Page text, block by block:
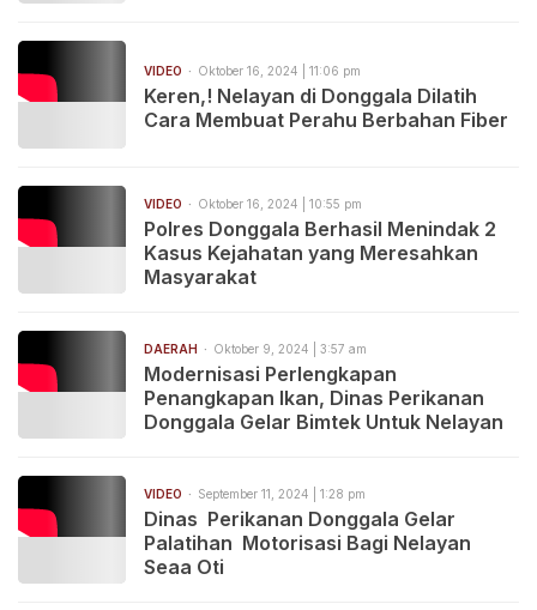
VIDEO Oktober 16, 2024 | 11:06 pm
Keren,! Nelayan di Donggala Dilatih
Cara Membuat Perahu Berbahan Fiber
VIDEO Oktober 16, 2024 | 10:55 pm
Polres Donggala Berhasil Menindak 2
Kasus Kejahatan yang Meresahkan
Masyarakat
DAERAH Oktober 9, 2024 | 3:57 am
Modernisasi Perlengkapan
Penangkapan Ikan, Dinas Perikanan
Donggala Gelar Bimtek Untuk Nelayan
VIDEO September 11, 2024 | 1:28 pm
Dinas Perikanan Donggala Gelar
Palatihan Motorisasi Bagi Nelayan
Seaa Oti